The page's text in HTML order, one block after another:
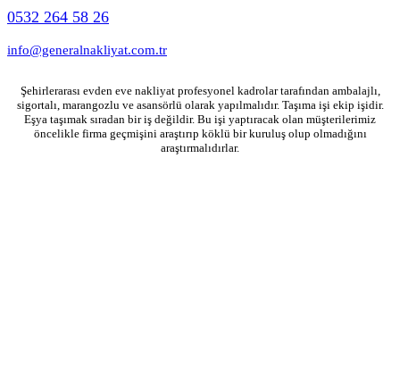
0532 264 58 26
info@generalnakliyat.com.tr
Şehirlerarası evden eve nakliyat profesyonel kadrolar tarafından ambalajlı,
sigortalı, marangozlu ve asansörlü olarak yapılmalıdır. Taşıma işi ekip işidir.
Eşya taşımak sıradan bir iş değildir. Bu işi yaptıracak olan müşterilerimiz
öncelikle firma geçmişini araştırıp köklü bir kuruluş olup olmadığını
araştırmalıdırlar.